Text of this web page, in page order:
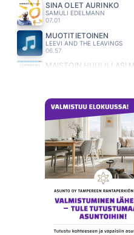
SINÄ OLET AURINKO
SAMULI EDELMANN
07.01
MUOTITIETOINEN
LEEVI AND THE LEAVINGS
06.57
MAISTOIN HUULILLASI
KATRI YLANDER
06.46
VILLEJA LUPIINEJA
J KARJALAINEN
06.40
AALLONMURTAJA
TOMI MARKKOLA
06.37
MUSTAHERUKAN
LAURI TÄHKÄ
06.29
MUSTIKKAMAA
JUSSI MIKKOLA
06.21